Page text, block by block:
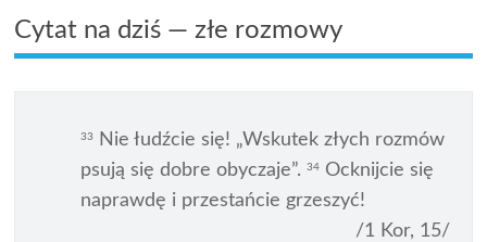
Cytat na dziś — złe rozmowy
33
Nie łudźcie się! „Wskutek złych rozmów
psują się dobre obyczaje”.34 Ocknijcie się
naprawdę i przestańcie grzeszyć!
/1 Kor, 15/